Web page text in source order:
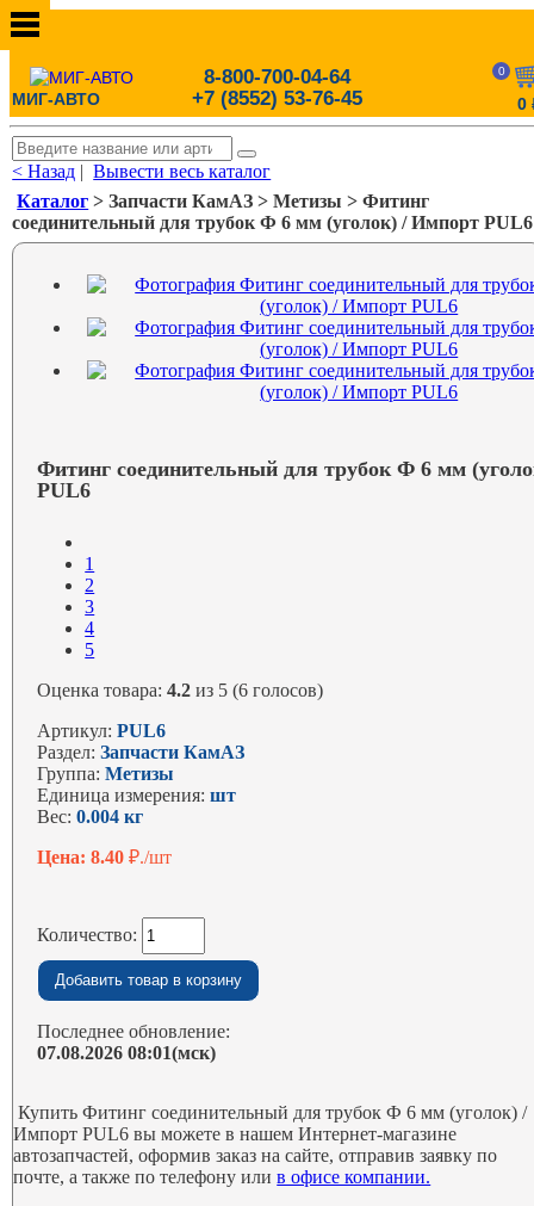
МИГ-АВТО
8-800-700-04-64
+7 (8552) 53-76-45
0
0
< Назад |Вывести весь каталог
Каталог > Запчасти КамАЗ > Метизы > Фитинг
соединительный для трубок Ф 6 мм (уголок) / Импорт PUL6
Фитинг соединительный для трубок Ф 6 мм
PUL6
1
2
3
4
5
Оценка товара:4.2 из 5 (6 голосов)
Артикул:PUL6
Раздел:Запчасти КамАЗ
Группа:Метизы
Единица измерения:шт
Вес:0.004 кг
Цена: 8.40₽./шт
Количество:
Последнее обновление:
07.08.2026 08:01(мск)
Купить Фитинг соединительный для трубок Ф 6 мм (уголок) /
Импорт PUL6 вы можете в нашем Интернет-магазине
автозапчастей, оформив заказ на сайте, отправив заявку по
почте, а также по телефону илив офисе компании.